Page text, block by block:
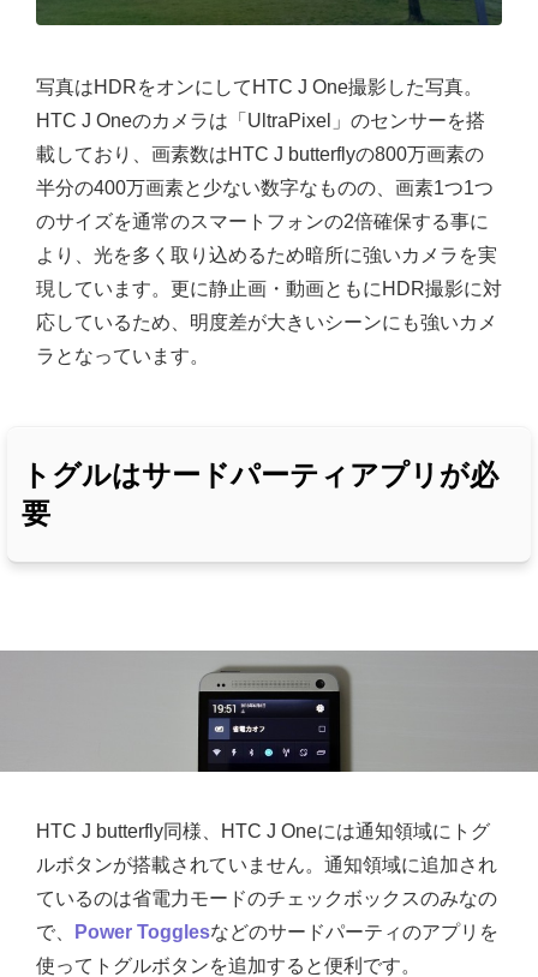
写真はHDRをオンにしてHTC J One撮影した写真。
HTC J Oneのカメラは「UltraPixel」のセンサーを搭
載しており、画素数はHTC J butterflyの800万画素の
半分の400万画素と少ない数字なものの、画素1つ1つ
のサイズを通常のスマートフォンの2倍確保する事に
より、光を多く取り込めるため暗所に強いカメラを実
現しています。更に静止画・動画ともにHDR撮影に対
応しているため、明度差が大きいシーンにも強いカメ
ラとなっています。
トグルはサードパーティアプリが必
要
HTC J butterfly同様、HTC J Oneには通知領域にトグ
ルボタンが搭載されていません。通知領域に追加され
ているのは省電力モードのチェックボックスのみなの
で、
Power Togglesなどのサードパーティのアプリを
使ってトグルボタンを追加すると便利です。